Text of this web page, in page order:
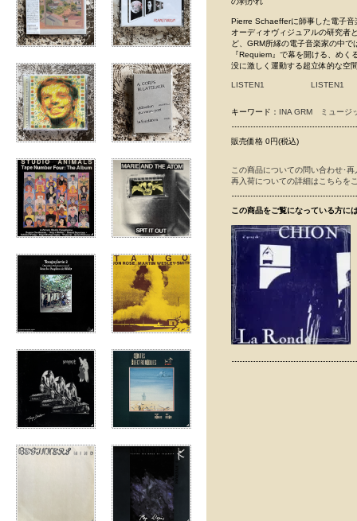
Pierre Schaefferに師事した電子
オーディオヴィジュアルの研究者
ど、GRM所縁の電子音楽家の中
『Requiem』で幕を開ける、め
没に激しく運動する超立体的な空
LISTEN1 LISTEN1
キーワード： INA GRM ミュージ
販売価格 0円(税込)
この商品についての問い合わせ･
再入荷についての詳細はこちらを
この商品をご覧になっている方に